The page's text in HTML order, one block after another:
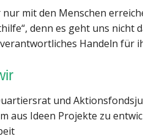
mit den Menschen
denn es geht uns
Handeln für
und
aus Ideen Projekte zu